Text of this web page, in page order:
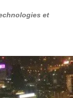
et